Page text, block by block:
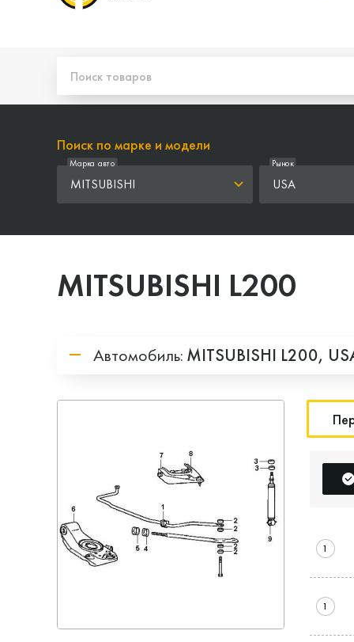
Поиск по марке и модели
MITSUBISHI
Марка авто
USA
Рынок
MITSUBISHI L200
Автомобиль: MITSUBISHI L200,
1
1